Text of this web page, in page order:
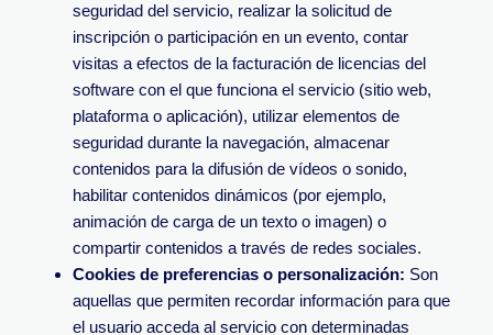
seguridad del servicio, realizar la solicitud de
inscripción o participación en un evento, contar
visitas a efectos de la facturación de licencias del
software con el que funciona el servicio (sitio web,
plataforma o aplicación), utilizar elementos de
seguridad durante la navegación, almacenar
contenidos para la difusión de vídeos o sonido,
habilitar contenidos dinámicos (por ejemplo,
animación de carga de un texto o imagen) o
compartir contenidos a través de redes sociales.
Cookies de preferencias o personalización: Son
aquellas que permiten recordar información para que
el usuario acceda al servicio con determinadas